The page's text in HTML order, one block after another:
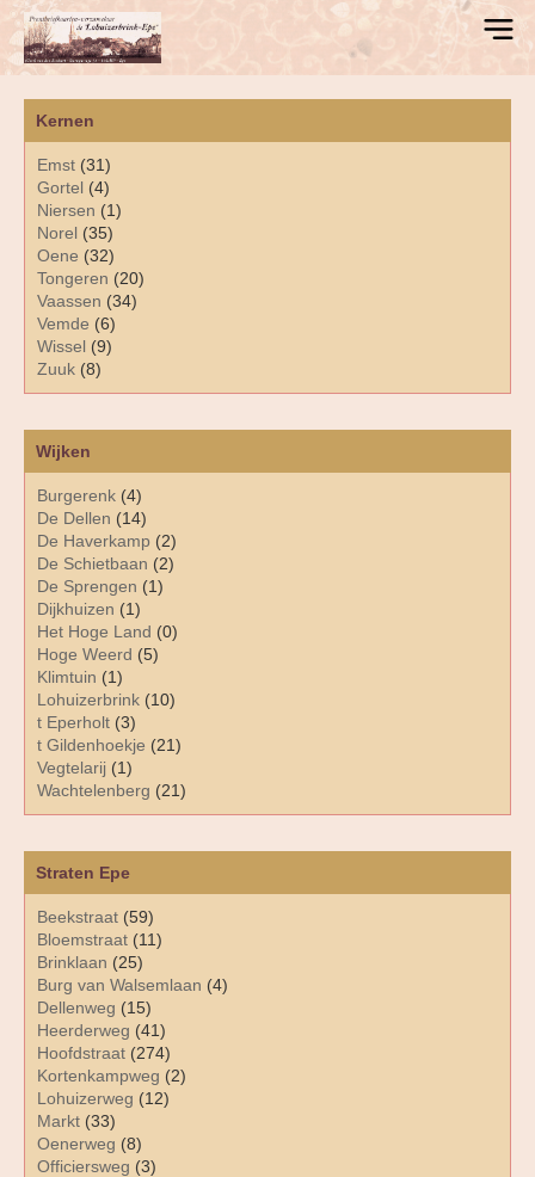
Kernen
Emst (31)
Gortel (4)
Niersen (1)
Norel (35)
Oene (32)
Tongeren (20)
Vaassen (34)
Vemde (6)
Wissel (9)
Zuuk (8)
Straten Epe
Beekstraat (59)
Bloemstraat (11)
Brinklaan (25)
Burg van Walsemlaan (4)
Dellenweg (15)
Heerderweg (41)
Hoofdstraat (274)
Kortenkampweg (2)
Lohuizerweg (12)
Markt (33)
Oenerweg (8)
Officiersweg (3)
Wijken
Burgerenk (4)
De Dellen (14)
De Haverkamp (2)
De Schietbaan (2)
De Sprengen (1)
Dijkhuizen (1)
Het Hoge Land (0)
Hoge Weerd (5)
Klimtuin (1)
Lohuizerbrink (10)
t Eperholt (3)
t Gildenhoekje (21)
Vegtelarij (1)
Wachtelenberg (21)